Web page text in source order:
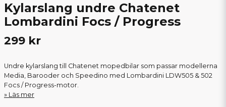
Kylarslang undre Chatenet
Lombardini Focs / Progress
299 kr
Undre kylarslang till Chatenet mopedbilar som passar modellerna
Media, Barooder och Speedino med Lombardini LDW505 & 502
Focs / Progress-motor.
Läs mer